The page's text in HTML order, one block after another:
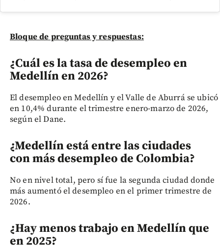
Bloque de preguntas y respuestas:
¿Cuál es la tasa de desempleo en
Medellín en 2026?
El desempleo en Medellín y el Valle de Aburrá se ubicó
en 10,4% durante el trimestre enero-marzo de 2026,
según el Dane.
¿Medellín está entre las ciudades
con más desempleo de Colombia?
No en nivel total, pero sí fue la segunda ciudad donde
más aumentó el desempleo en el primer trimestre de
2026.
¿Hay menos trabajo en Medellín que
en 2025?